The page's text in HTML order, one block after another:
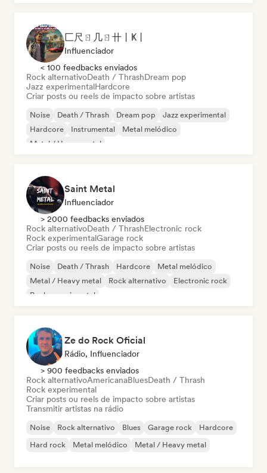
匚尺ㄖ几ㄖ卄丨Ҝ丨
Influenciador
< 100 feedbacks enviados
Rock alternativoDeath / ThrashDream pop
Jazz experimentalHardcore
Criar posts ou reels de impacto sobre artistas
Noise Death / Thrash Dream pop
Jazz experimental
Hardcore
Instrumental
Metal melódico
Metal / Heavy metal
Saint Metal
Influenciador
> 2000 feedbacks enviados
Rock alternativoDeath / ThrashElectronic rock
Rock experimentalGarage rock
Criar posts ou reels de impacto sobre artistas
Noise Death / Thrash Hardcore
Metal melódico
Metal / Heavy metal
Rock alternativo
Electronic rock
Rock experimental
Ze do Rock Oficial
Rádio, Influenciador
> 900 feedbacks enviados
Rock alternativoAmericanaBluesDeath / Thrash
Rock experimental
Criar posts ou reels de impacto sobre artistas
Transmitir artistas na rádio
Noise Rock alternativo Blues Garage rock
Hardcore
Hard rock
Metal melódico Metal / Heavy metal